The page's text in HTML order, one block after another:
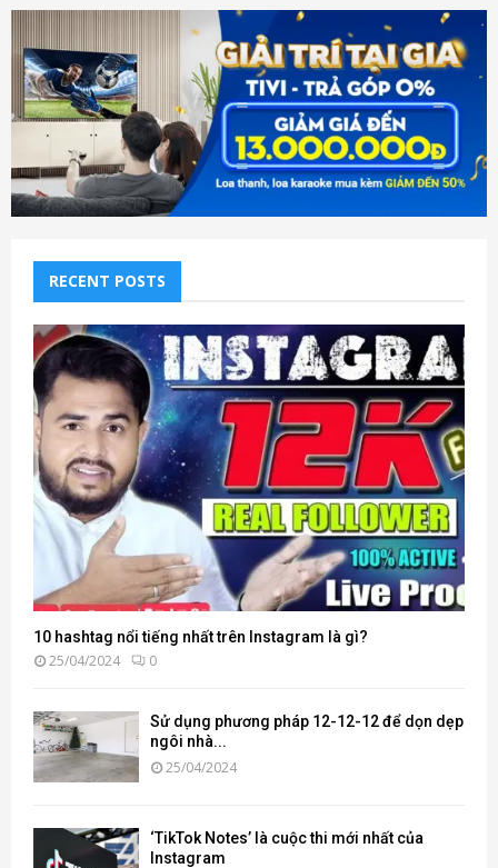
RECENT POSTS
10 hashtag nổi tiếng nhất trên Instagram là gì?
25/04/2024 0
Sử dụng phương pháp 12-12-12 để dọn dẹp
ngôi nhà...
25/04/2024
‘TikTok Notes’ là cuộc thi mới nhất của
Instagram